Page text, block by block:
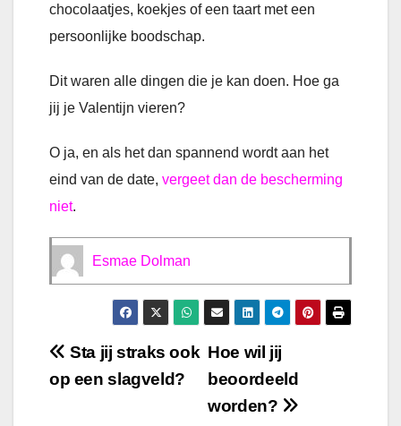
chocolaatjes, koekjes of een taart met een
persoonlijke boodschap.
Dit waren alle dingen die je kan doen. Hoe ga
jij je Valentijn vieren?
O ja, en als het dan spannend wordt aan het
eind van de date, vergeet dan de bescherming
niet.
Esmae Dolman
Bericht
navigatie
Hoe wil jij
beoordeeld
worden?
Sta jij straks ook
op een slagveld?